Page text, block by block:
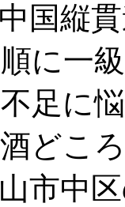
国縦
に一
足に
どこ
市中